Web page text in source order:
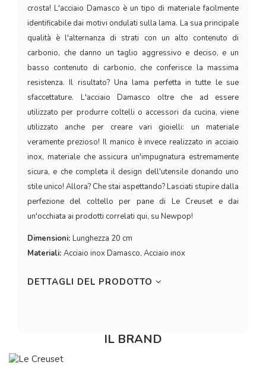
crosta! L'acciaio Damasco è un tipo di materiale facilmente
identificabile dai motivi ondulati sulla lama. La sua principale
qualità è l'alternanza di strati con un alto contenuto di
carbonio, che danno un taglio aggressivo e deciso, e un
basso contenuto di carbonio, che conferisce la massima
resistenza. Il risultato? Una lama perfetta in tutte le sue
sfaccettature. L'acciaio Damasco oltre che ad essere
utilizzato per produrre coltelli o accessori da cucina, viene
utilizzato anche per creare vari gioielli: un materiale
veramente prezioso! Il manico è invece realizzato in acciaio
inox, materiale che assicura un'impugnatura estremamente
sicura, e che completa il design dell'utensile donando uno
stile unico! Allora? Che stai aspettando? Lasciati stupire dalla
perfezione del coltello per pane di Le Creuset e dai
un'occhiata ai prodotti correlati qui, su Newpop!
Dimensioni: Lunghezza 20 cm
Materiali: Acciaio inox Damasco, Acciaio inox
DETTAGLI DEL PRODOTTO
IL BRAND